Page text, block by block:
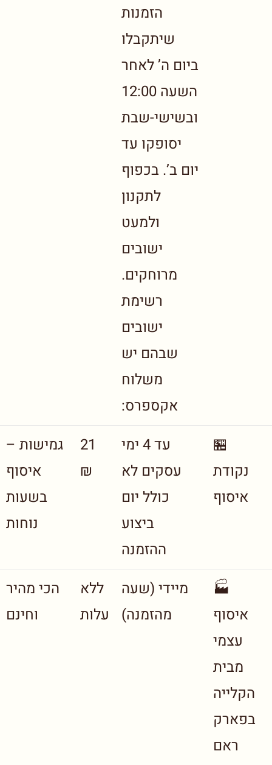
הזמנות
שיתקבלו
ביום ה’ לאחר
השעה 12:00
ובשישי-שבת
יסופקו עד
יום ב’. בכפוף
לתקנון
ולמעט
ישובים
מרוחקים.
רשימת
ישובים
שבהם יש
משלוח
אקספרס:
🏪
נקודת
איסוף
עד 4 ימי
עסקים לא
כולל יום
ביצוע
ההזמנה
21
₪
גמישות –
איסוף
בשעות
נוחות
🏭
איסוף
עצמי
מבית
הקלייה
בפארק
ראם
מיידי (שעה
מהזמנה)
ללא
עלות
הכי מהיר
וחינם